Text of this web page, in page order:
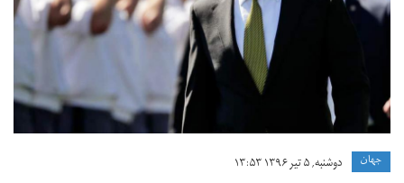
جهان دوشنبه, ۵ تیر ۱۳۹۶ ۱۳:۵۳